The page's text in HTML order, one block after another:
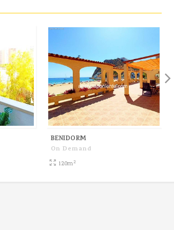
BENIDORM
On Demand
120m2